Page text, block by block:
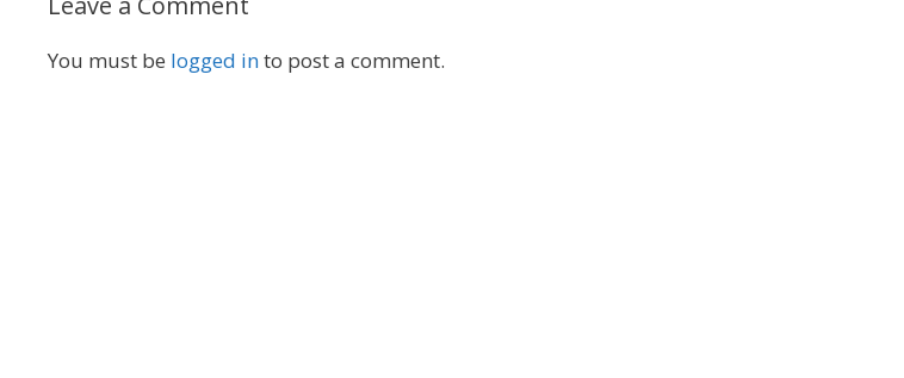
You must be logged into post a comment.